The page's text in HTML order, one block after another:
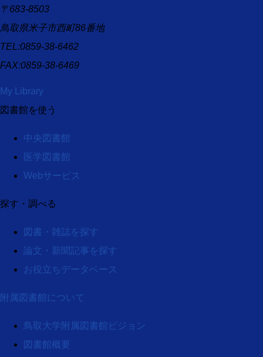
〒683-8503
鳥取県米子市西町86番地
TEL:0859-38-6462
FAX:0859-38-6469
My Library
図書館を使う
中央図書館
医学図書館
Webサービス
探す・調べる
図書・雑誌を探す
論文・新聞記事を探す
お役立ちデータベース
附属図書館について
鳥取大学附属図書館ビジョン
図書館概要